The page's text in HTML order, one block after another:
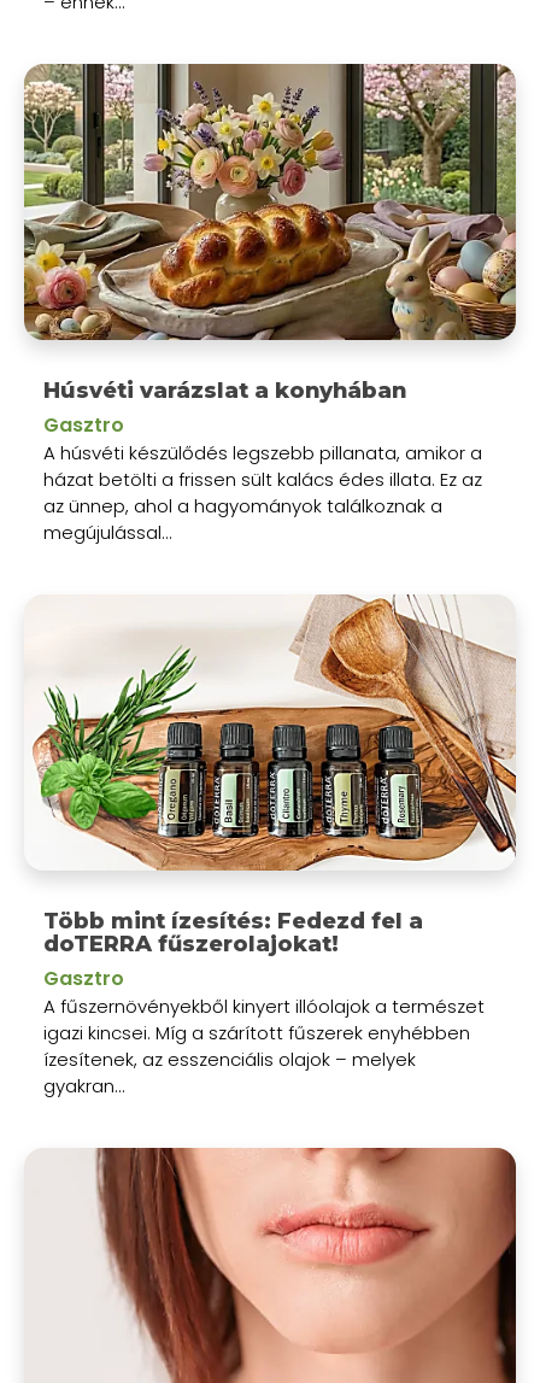
Húsvéti varázslat a konyhában
Gasztro
A húsvéti készülődés legszebb pillanata, amikor a
házat betölti a frissen sült kalács édes illata. Ez az
az ünnep, ahol a hagyományok találkoznak a
megújulással...
Több mint ízesítés: Fedezd fel a
doTERRA fűszerolajokat!
Gasztro
A fűszernövényekből kinyert illóolajok a természet
igazi kincsei. Míg a szárított fűszerek enyhébben
ízesítenek, az esszenciális olajok – melyek
gyakran...